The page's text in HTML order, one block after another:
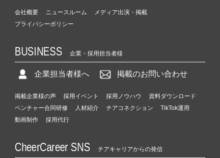
会社概要 ニュースルーム
メディア出演・掲載
プライバシーポリシー
BUSINESS 企業・採用担当者様
企業担当者様へ 掲載のお問い合わせ
掲載企業様の声 採用イベント 採用ノウハウ
資料ダウンロード
ベンチャー合同研修
人材紹介 チアコネクション
TikTok運用
動画制作
採用代行
CheerCareer SNS チアキャリアからの発信